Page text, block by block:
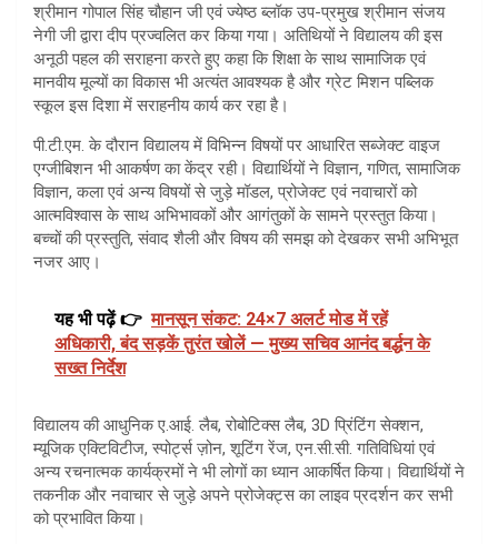
श्रीमान गोपाल सिंह चौहान जी एवं ज्येष्ठ ब्लॉक उप-प्रमुख श्रीमान संजय
नेगी जी द्वारा दीप प्रज्वलित कर किया गया। अतिथियों ने विद्यालय की इस
अनूठी पहल की सराहना करते हुए कहा कि शिक्षा के साथ सामाजिक एवं
मानवीय मूल्यों का विकास भी अत्यंत आवश्यक है और ग्रेट मिशन पब्लिक
स्कूल इस दिशा में सराहनीय कार्य कर रहा है।
पी.टी.एम. के दौरान विद्यालय में विभिन्न विषयों पर आधारित सब्जेक्ट वाइज
एग्जीबिशन भी आकर्षण का केंद्र रही। विद्यार्थियों ने विज्ञान, गणित, सामाजिक
विज्ञान, कला एवं अन्य विषयों से जुड़े मॉडल, प्रोजेक्ट एवं नवाचारों को
आत्मविश्वास के साथ अभिभावकों और आगंतुकों के सामने प्रस्तुत किया।
बच्चों की प्रस्तुति, संवाद शैली और विषय की समझ को देखकर सभी अभिभूत
नजर आए।
यह भी पढ़ें 👉 मानसून संकट: 24×7 अलर्ट मोड में रहें
अधिकारी, बंद सड़कें तुरंत खोलें — मुख्य सचिव आनंद बर्द्धन के
सख्त निर्देश
विद्यालय की आधुनिक ए.आई. लैब, रोबोटिक्स लैब, 3D प्रिंटिंग सेक्शन,
म्यूजिक एक्टिविटीज, स्पोर्ट्स ज़ोन, शूटिंग रेंज, एन.सी.सी. गतिविधियां एवं
अन्य रचनात्मक कार्यक्रमों ने भी लोगों का ध्यान आकर्षित किया। विद्यार्थियों ने
तकनीक और नवाचार से जुड़े अपने प्रोजेक्ट्स का लाइव प्रदर्शन कर सभी
को प्रभावित किया।